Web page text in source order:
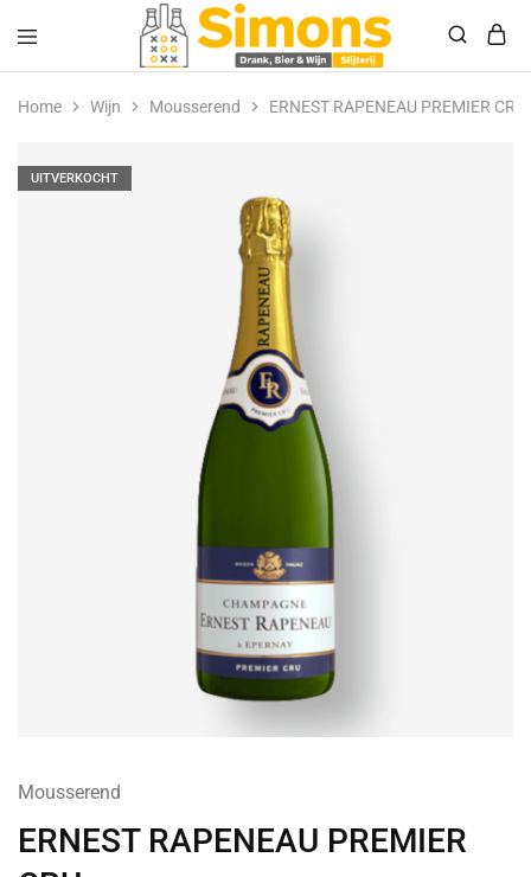
Simonsdrank.nl
Drank,
Bier
&
Home Wijn Mousserend ERNEST RAPENEAU PREMIER CRU
UITVERKOCHT
Mousserend
ERNEST RAPENEAU PREMIER